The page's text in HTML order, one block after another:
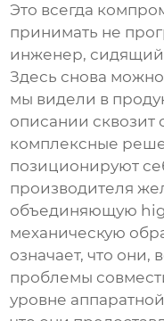
Это всегда
принимать не
инженер,
Здесь снова
мы видели в
описании сквозит
комплексные
позиционируют
производителя
объединяющую
механическую
означает, что
проблемы
уровне